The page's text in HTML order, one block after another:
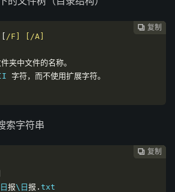
 复制
 复制
 复制
 复制
 复制
 复制
 复制
/F] [/A]
夹中文件的名称。
字符，而不使用扩展字符。
索字符串
 复制
 复制
 复制
 复制
 复制
 复制
报\日 报. txt